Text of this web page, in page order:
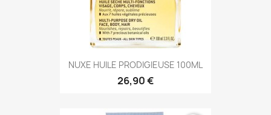
NUXE HUILE PRODIGIEUSE 100ML
26,90 €